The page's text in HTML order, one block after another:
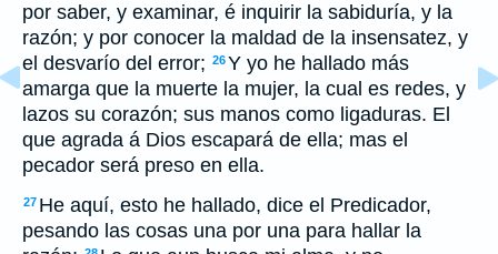
por saber, y examinar, é inquirir la sabiduría, y la
razón; y por conocer la maldad de la insensatez, y
el desvarío del error; 26Y yo he hallado más
amarga que la muerte la mujer, la cual es redes, y
lazos su corazón; sus manos como ligaduras. El
que agrada á Dios escapará de ella; mas el
pecador será preso en ella.
27 He aquí, esto he hallado, dice el Predicador,
pesando las cosas una por una para hallar la